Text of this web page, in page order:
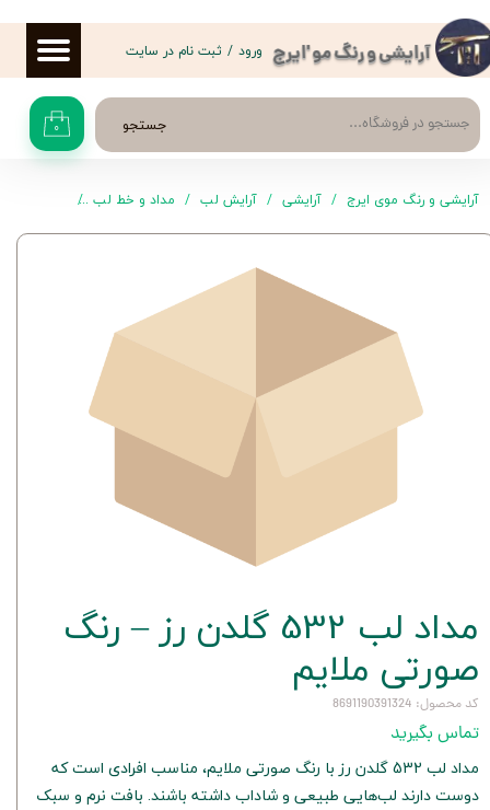
آرایشی و رنگ مو 'ایرج
جستجو ۰
ورود / ثبت نام در سایت
حساب کاربری من
تغییر گذر واژه
سفارشات
خروج از حساب کاربری
آرایشی و رنگ موی ایرج آرایشی آرایش لب مداد و خط لب
مداد لب 532 گلدن رز – رنگ
صورتی ملایم
کد محصول: 8691190391324
تماس بگیرید
مداد لب 532 گلدن رز با رنگ صورتی ملایم، مناسب افرادی است که
دوست دارند لب‌هایی طبیعی و شاداب داشته باشند. بافت نرم و سبک